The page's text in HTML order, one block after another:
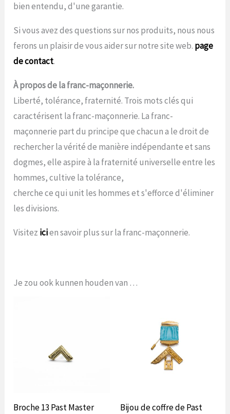
bien entendu, d'une garantie.
Si vous avez des questions sur nos produits, nous nous
ferons un plaisir de vous aider sur notre site web. page
de contact.
À propos de la franc-maçonnerie.
Liberté, tolérance, fraternité. Trois mots clés qui
caractérisent la franc-maçonnerie. La franc-
maçonnerie part du principe que chacun a le droit de
rechercher la vérité de manière indépendante et sans
dogmes, elle aspire à la fraternité universelle entre les
hommes, cultive la tolérance,
cherche ce qui unit les hommes et s'efforce d'éliminer
les divisions.
Visitez icien savoir plus sur la franc-maçonnerie.
Je zou ook kunnen houden van …
Broche 13 Past Master
Bijou de coffre de Past